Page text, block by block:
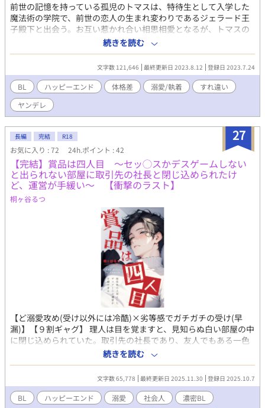
前世の記憶を持っている孤児のトマスは、特待生として入学した
魔法術の学院で、前世の恋人の生まれ変わりであるジェラード王
子殿下と出会う。お互い惹かれ合い相思相愛となるが、トマスの
前世にそっくりな少女ガブリエルと知り合ったジェラードは、ト
マスを邪険にしてガブリエルと始終過ごすようになり… 【現世】
凛々しく頑強なドス黒ヤンデレ第一王子ジェラード✕健気で前向
きな戦争孤児トマス (ジェラードは前世と容姿と外面は同じだ
が、執着拗らせヤンデレ攻め) 【前世】凛々しく頑強なお人好し王
弟ミラード✕人心掌握に長けた美貌の神官エゼキエル (ミラー
ドはひたすら一途で献身的溺愛攻め) ※前世の話が、話の前半で合
間合間に挟まります ※前世は死に別れます ※前世も現世も、受け
攻め共に徹頭徹尾一途です
続きを読む
文字数 121,646 最終更新日 2023.8.12 登録日 2023.7.24
BL ハッピーエンド 体格差 溺愛/執着
すれ違い
ヤンデレ
27
長編 完結 R18
お気に入り : 72 24h.ポイント : 42
【完結】賞品は四人目 〜セッ◯スかデスゲームしない
と出られない部屋に取引先の社長と閉じ込められたけ
ど、運営が手緩い～ 【衝撃のラスト】
桐ヶ谷るつ
【ど溺愛攻め(受け以外には冷酷)×劣等感でガチガチの受け(早
漏)】【９割ギャグ】 理人は目を覚ますと、見知らぬ白い部屋の中
に閉じ込められていた。取引先の社長であり、友人でもある一色
も、ここ「セックスかデスゲームしないと出られない部屋」に呼
び出されていたようだった。気まずさMAXの顧客とのセックスは
選択外であり、もちろんデスゲームを選ぶが、開始早々スクリー
ンはフリーズ。導入音楽はなぜか演歌で微妙。出されるゲームが
色々と手緩く、先行きに不安を覚える。二人はこの不気味な部屋
続きを読む
文字数 65,778 最終更新日 2025.11.30 登録日 2025.10.7
BL ハッピーエンド 溺愛 社会人
濃密BL